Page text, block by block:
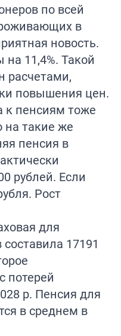
по всей
в
новость.
11,4%. Такой
расчетами,
повышения цен.
к пенсиям тоже
такие же
пенсия в
рублей. Если
Рост
для
17191
потерей
р. Пенсия для
в среднем в